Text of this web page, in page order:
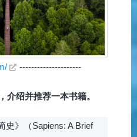
---------------------
介绍并推荐一本书籍。
史》（Sapiens: A Brief